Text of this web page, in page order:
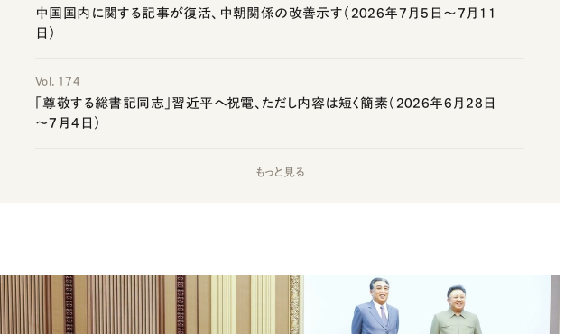
中国国内に関する記事が復活、中朝関係の改善示す（2026年7月5日～7月11
日）
Vol. 174
「尊敬する総書記同志」習近平へ祝電、ただし内容は短く簡素（2026年6月28日
～7月4日）
もっと見る